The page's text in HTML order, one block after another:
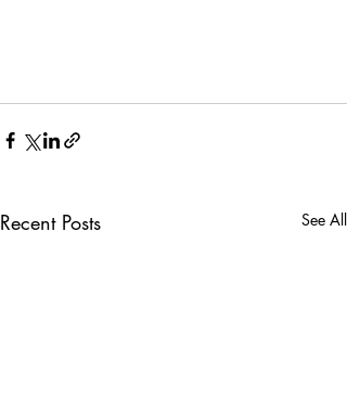
Recent Posts See All